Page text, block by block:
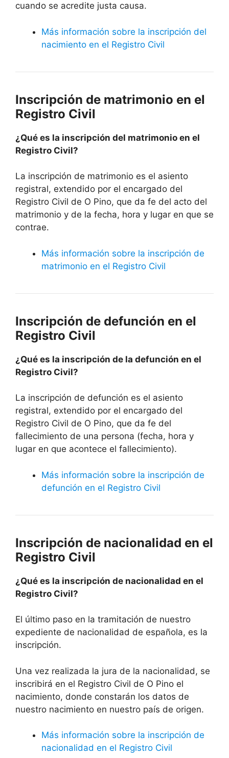
cuando se acredite justa causa.
Más información sobre la inscripción del
nacimiento en el Registro Civil
Inscripción de matrimonio en el
Registro Civil
¿Qué es la inscripción del matrimonio en el
Registro Civil?
La inscripción de matrimonio es el asiento
registral, extendido por el encargado del
Registro Civil de O Pino, que da fe del acto del
matrimonio y de la fecha, hora y lugar en que se
contrae.
Más información sobre la inscripción de
matrimonio en el Registro Civil
Inscripción de defunción en el
Registro Civil
¿Qué es la inscripción de la defunción en el
Registro Civil?
La inscripción de defunción es el asiento
registral, extendido por el encargado del
Registro Civil de O Pino, que da fe del
fallecimiento de una persona (fecha, hora y
lugar en que acontece el fallecimiento).
Más información sobre la inscripción de
defunción en el Registro Civil
Inscripción de nacionalidad en el
Registro Civil
¿Qué es la inscripción de nacionalidad en el
Registro Civil?
El último paso en la tramitación de nuestro
expediente de nacionalidad de española, es la
inscripción.
Una vez realizada la jura de la nacionalidad, se
inscribirá en el Registro Civil de O Pino el
nacimiento, donde constarán los datos de
nuestro nacimiento en nuestro país de origen.
Más información sobre la inscripción de
nacionalidad en el Registro Civil